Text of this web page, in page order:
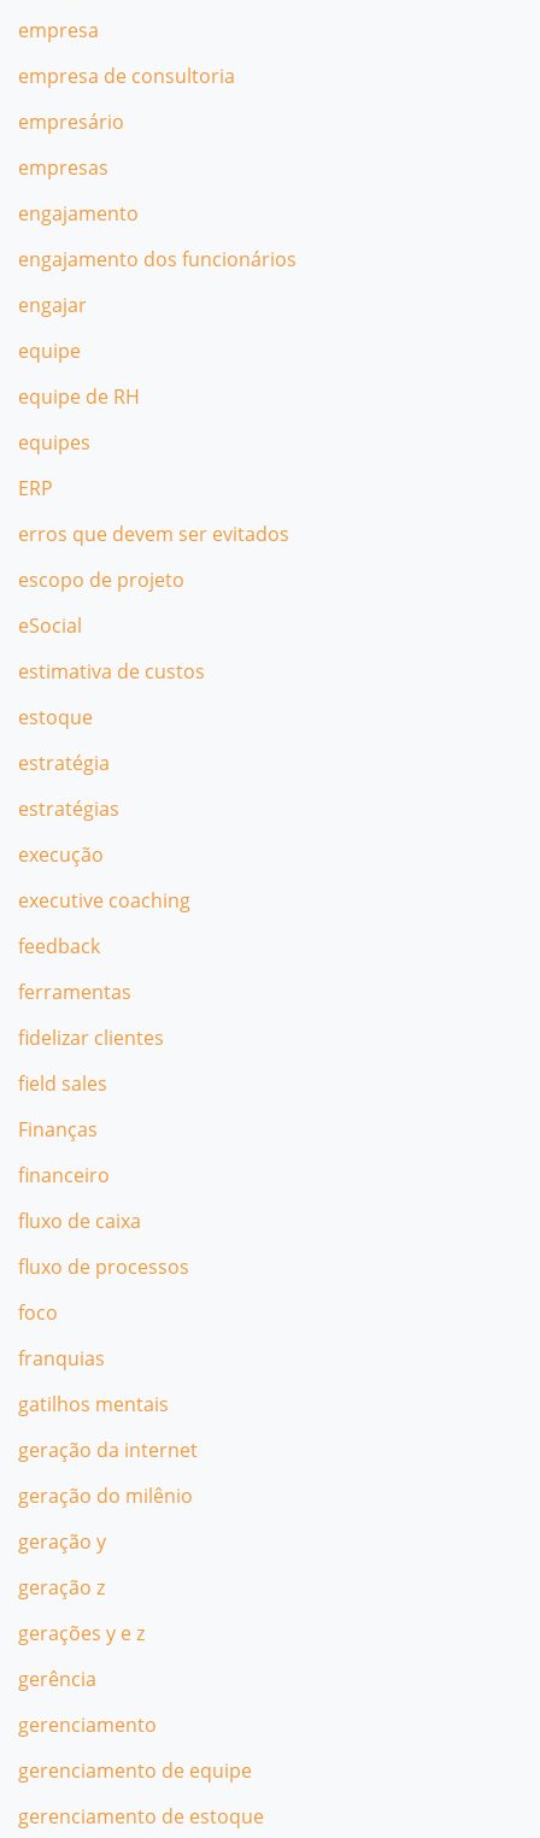
empresa
empresa de consultoria
empresário
empresas
engajamento
engajamento dos funcionários
engajar
equipe
equipe de RH
equipes
ERP
erros que devem ser evitados
escopo de projeto
eSocial
estimativa de custos
estoque
estratégia
estratégias
execução
executive coaching
feedback
ferramentas
fidelizar clientes
field sales
Finanças
financeiro
fluxo de caixa
fluxo de processos
foco
franquias
gatilhos mentais
geração da internet
geração do milênio
geração y
geração z
gerações y e z
gerência
gerenciamento
gerenciamento de equipe
gerenciamento de estoque